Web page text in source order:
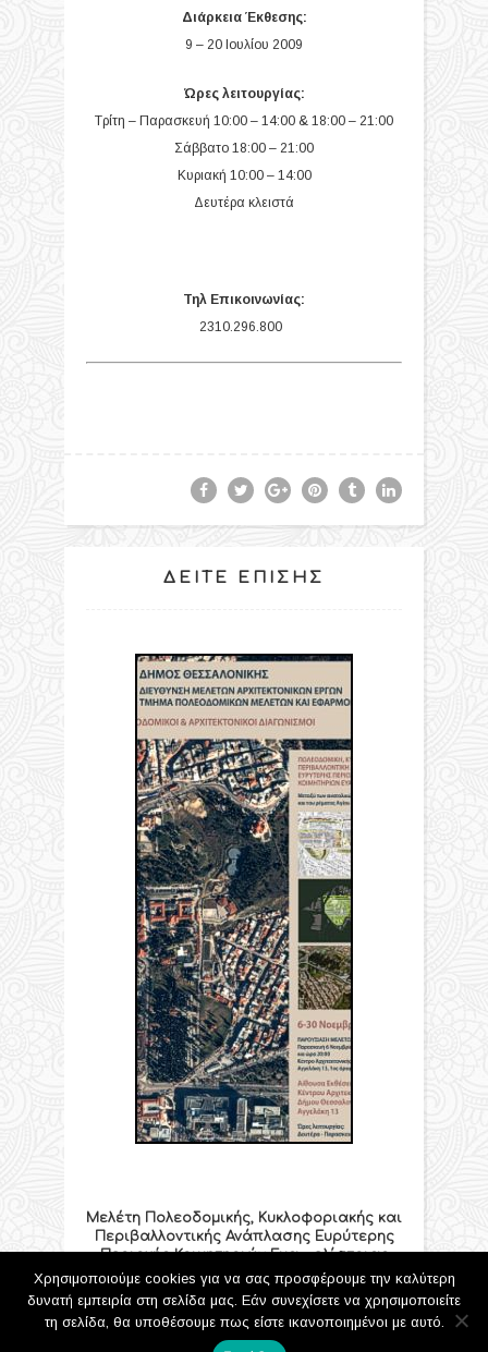
Διάρκεια Έκθεσης:
9 – 20 Ιουλίου 2009
Ώρες λειτουργίας:
Τρίτη – Παρασκευή 10:00 – 14:00 & 18:00 – 21:00
Σάββατο 18:00 – 21:00
Κυριακή 10:00 – 14:00
Δευτέρα κλειστά
Τηλ Επικοινωνίας:
2310.296.800
ΔΕΊΤΕ ΕΠΊΣΗΣ
Μελέτη Πολεοδομικής, Κυκλοφοριακής και
Περιβαλλοντικής Ανάπλασης Ευρύτερης
Περιοχής Κοιμητηριών Ευαγγελίστριας
06/11/2009
Χρησιμοποιούμε cookies για να σας προσφέρουμε την καλύτερη
δυνατή εμπειρία στη σελίδα μας. Εάν συνεχίσετε να χρησιμοποιείτε
τη σελίδα, θα υποθέσουμε πως είστε ικανοποιημένοι με αυτό.